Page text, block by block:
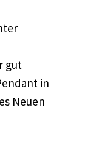
gut
in
Neuen